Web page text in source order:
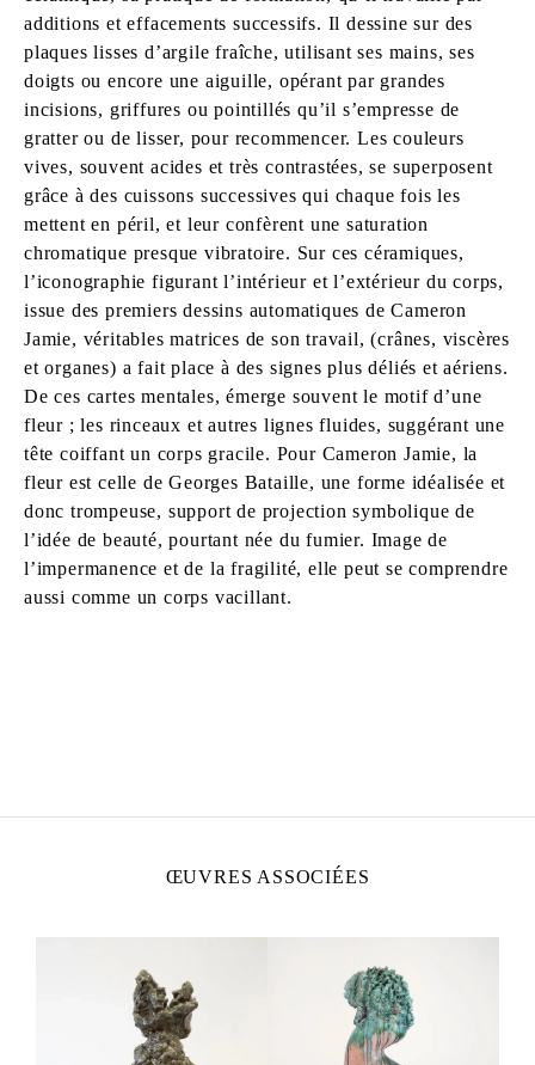
additions et effacements successifs. Il dessine sur des
plaques lisses d’argile fraîche, utilisant ses mains, ses
doigts ou encore une aiguille, opérant par grandes
incisions, griffures ou pointillés qu’il s’empresse de
gratter ou de lisser, pour recommencer. Les couleurs
vives, souvent acides et très contrastées, se superposent
grâce à des cuissons successives qui chaque fois les
mettent en péril, et leur confèrent une saturation
chromatique presque vibratoire. Sur ces céramiques,
l’iconographie figurant l’intérieur et l’extérieur du corps,
issue des premiers dessins automatiques de Cameron
Jamie, véritables matrices de son travail, (crânes, viscères
et organes) a fait place à des signes plus déliés et aériens.
De ces cartes mentales, émerge souvent le motif d’une
fleur ; les rinceaux et autres lignes fluides, suggérant une
tête coiffant un corps gracile. Pour Cameron Jamie, la
fleur est celle de Georges Bataille, une forme idéalisée et
donc trompeuse, support de projection symbolique de
l’idée de beauté, pourtant née du fumier. Image de
l’impermanence et de la fragilité, elle peut se comprendre
aussi comme un corps vacillant.
ŒUVRES ASSOCIÉES